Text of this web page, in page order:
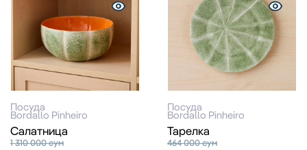
Посуда
Bordallo Pinheiro
Салатница
1 310 000сум
Посуда
Bordallo Pinheiro
Тарелка
464 000сум